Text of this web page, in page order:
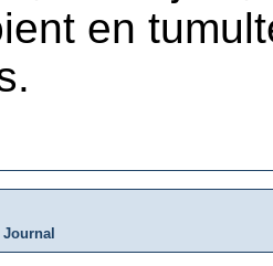
en
Journal